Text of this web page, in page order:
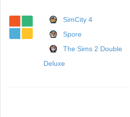
SimCity 4
Spore
The Sims 2 Double
Deluxe